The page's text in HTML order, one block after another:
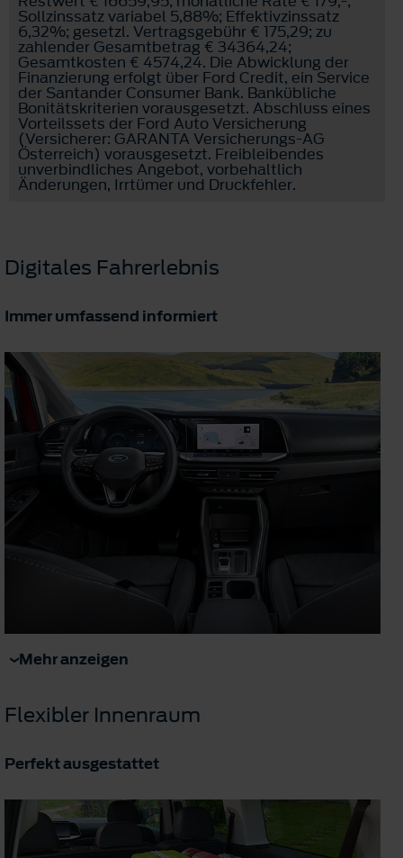
Sollzinssatz variabel 5,88%; Effektivzinssatz
6,32%; gesetzl. Vertragsgebühr € 175,29; zu
zahlender Gesamtbetrag € 34364,24;
Gesamtkosten € 4574,24. Die Abwicklung der
Finanzierung erfolgt über Ford Credit, ein Service
der Santander Consumer Bank. Bankübliche
Bonitätskriterien vorausgesetzt. Abschluss eines
Vorteilssets der Ford Auto Versicherung
(Versicherer: GARANTA Versicherungs-AG
Österreich) vorausgesetzt. Freibleibendes
unverbindliches Angebot, vorbehaltlich
Änderungen, Irrtümer und Druckfehler.
Digitales Fahrerlebnis
Immer umfassend informiert
Mehr anzeigen
Flexibler Innenraum
Perfekt ausgestattet